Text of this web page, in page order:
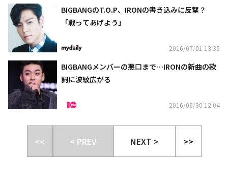
BIGBANGのT.O.P、IRONの書き込みに反撃？
「戦ってあげよう」
2016/07/01 13:35
BIGBANGメンバーの悪口まで…IRONの新曲の歌
詞に波紋広がる
2016/06/30 12:04
<< < PREV NEXT > >>